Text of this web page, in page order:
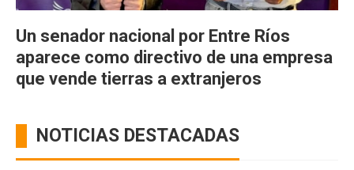
Un senador nacional por Entre Ríos
aparece como directivo de una empresa
que vende tierras a extranjeros
NOTICIAS DESTACADAS